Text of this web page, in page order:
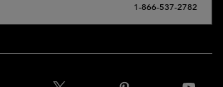
1-866-537-2782